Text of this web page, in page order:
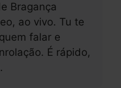
Bragança
ao vivo. Tu te
falar e
É rápido,